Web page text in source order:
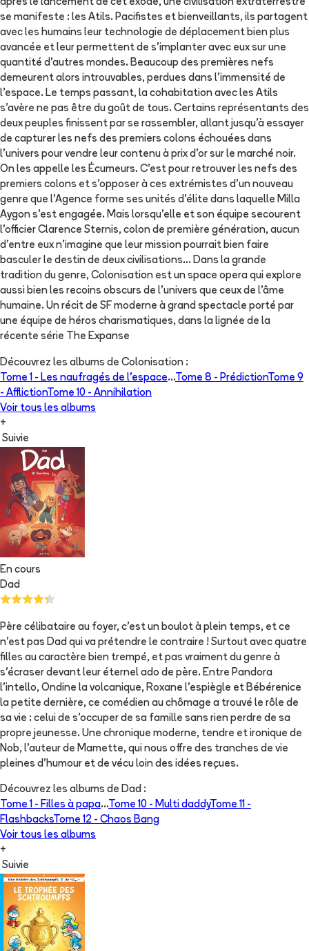
après le lancement de cet exode, une civilisation extraterrestre
se manifeste : les Atils. Pacifistes et bienveillants, ils partagent
avec les humains leur technologie de déplacement bien plus
avancée et leur permettent de s’implanter avec eux sur une
quantité d’autres mondes. Beaucoup des premières nefs
demeurent alors introuvables, perdues dans l’immensité de
l’espace. Le temps passant, la cohabitation avec les Atils
s’avère ne pas être du goût de tous. Certains représentants des
deux peuples finissent par se rassembler, allant jusqu’à essayer
de capturer les nefs des premiers colons échouées dans
l’univers pour vendre leur contenu à prix d’or sur le marché noir.
On les appelle les Écumeurs. C’est pour retrouver les nefs des
premiers colons et s’opposer à ces extrémistes d’un nouveau
genre que l’Agence forme ses unités d’élite dans laquelle Milla
Aygon s’est engagée. Mais lorsqu’elle et son équipe secourent
l’officier Clarence Sternis, colon de première génération, aucun
d’entre eux n’imagine que leur mission pourrait bien faire
basculer le destin de deux civilisations... Dans la grande
tradition du genre, Colonisation est un space opera qui explore
aussi bien les recoins obscurs de l’univers que ceux de l’âme
humaine. Un récit de SF moderne à grand spectacle porté par
une équipe de héros charismatiques, dans la lignée de la
récente série The Expanse
Découvrez les albums de Colonisation :
Tome 1 - Les naufragés de l'espace...Tome 8 - PrédictionTome 9
- AfflictionTome 10 - Annihilation
Voir tous les albums
+
Suivie
En cours
Dad
Père célibataire au foyer, c'est un boulot à plein temps, et ce
n'est pas Dad qui va prétendre le contraire ! Surtout avec quatre
filles au caractère bien trempé, et pas vraiment du genre à
s'écraser devant leur éternel ado de père. Entre Pandora
l'intello, Ondine la volcanique, Roxane l'espiègle et Bébérenice
la petite dernière, ce comédien au chômage a trouvé le rôle de
sa vie : celui de s'occuper de sa famille sans rien perdre de sa
propre jeunesse. Une chronique moderne, tendre et ironique de
Nob, l'auteur de Mamette, qui nous offre des tranches de vie
pleines d'humour et de vécu loin des idées reçues.
Découvrez les albums de Dad :
Tome 1 - Filles à papa...Tome 10 - Multi daddyTome 11 -
FlashbacksTome 12 - Chaos Bang
Voir tous les albums
+
Suivie